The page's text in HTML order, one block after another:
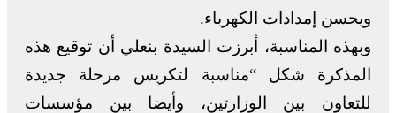
ويحسن إمدادات الكهرباء.
وبهذه المناسبة، أبرزت السيدة بنعلي أن توقيع هذه
المذكرة شكل “مناسبة لتكريس مرحلة جديدة
للتعاون بين الوزارتين، وأيضا بين مؤسسات